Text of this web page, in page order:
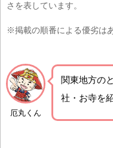
さを表しています。
※掲載の順番による優劣は
厄丸くん
関東地方の
社・お寺を